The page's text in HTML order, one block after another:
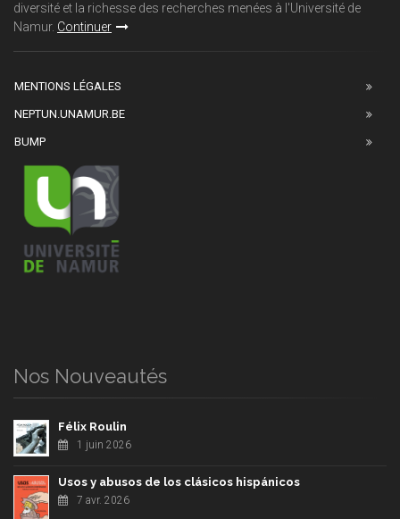
diversité et la richesse des recherches menées à l'Université de
Namur. Continuer
MENTIONS LÉGALES
NEPTUN.UNAMUR.BE
BUMP
Nos Nouveautés
Félix Roulin
1 juin 2026
Usos y abusos de los clásicos hispánicos
7 avr. 2026